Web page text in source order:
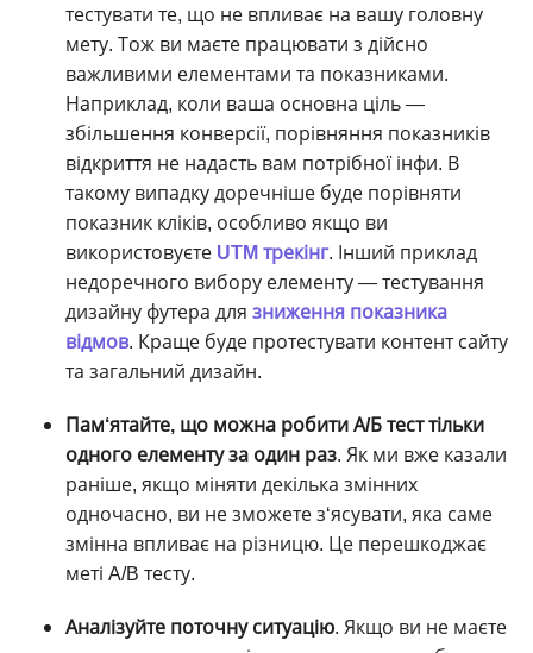
тестувати те, що не впливає на вашу головну
мету. Тож ви маєте працювати з дійсно
важливими елементами та показниками.
Наприклад, коли ваша основна ціль —
збільшення конверсії, порівняння показників
відкриття не надасть вам потрібної інфи. В
такому випадку доречніше буде порівняти
показник кліків, особливо якщо ви
використовуєте UTM трекінг. Інший приклад
недоречного вибору елементу ― тестування
дизайну футера для зниження показника
відмов. Краще буде протестувати контент сайту
та загальний дизайн.
Пам‘ятайте, що можна робитиА/Б тесттільки
одного елементу за один раз. Як ми вже казали
раніше, якщо міняти декілька змінних
одночасно, ви не зможете з‘ясувати, яка саме
змінна впливає на різницю. Це перешкоджає
меті A/B тесту.
Аналізуйте поточну ситуацію. Якщо ви не маєте